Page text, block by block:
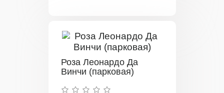
Роза Леонардо Да
Винчи (парковая)